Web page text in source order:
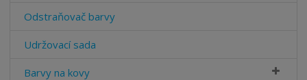
Odstraňovač barvy
Udržovací sada
Barvy na kovy